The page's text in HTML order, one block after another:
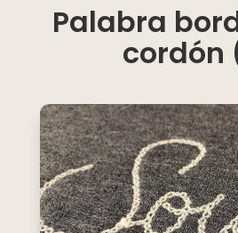
Palabra
cordón